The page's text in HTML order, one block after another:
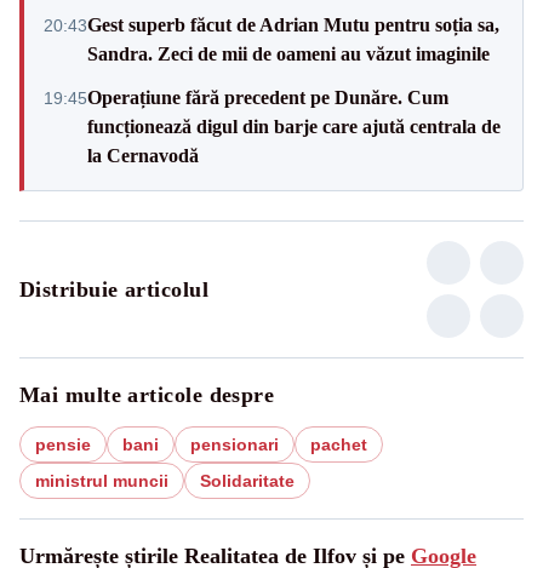
20:43Gest superb făcut de Adrian Mutu pentru soția sa,
Sandra. Zeci de mii de oameni au văzut imaginile
19:45Operațiune fără precedent pe Dunăre. Cum
funcționează digul din barje care ajută centrala de
la Cernavodă
Distribuie articolul
Mai multe articole despre
pensie bani pensionari
pachet
ministrul muncii
Solidaritate
Urmărește știrile Realitatea de Ilfov și pe Google